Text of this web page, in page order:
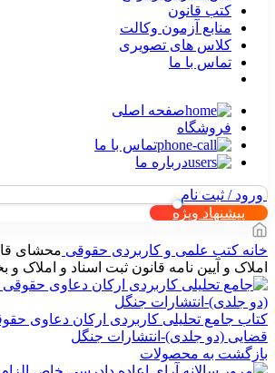
کتب قانون
منابع آزمون وکالت
کلاس های تصویری
تماس با ما
صفحه اصلی
فروشگاه
تماس با ما
درباره ما
ورود / ثبت نام
پیشنهاد ویژه
خانه کتب علمی و کاربردی حقوقی محشای
املاک و آیین نامه قانون ثبت اسناد و املاک و
کتاب جامع تحلیلی کاربردی ارکان دعاوی
قضایی (دو جلدی)-انتشارات جنگل
بازگشت به محصولات